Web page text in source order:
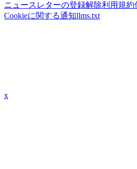
ニュースレターの登録解除利用規約
Cookieに関する通知llms.txt
x